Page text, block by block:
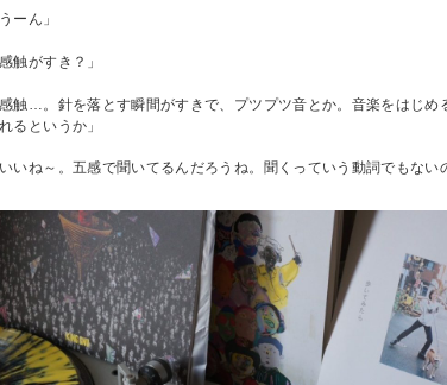
ーん」
触がすき？」
触…。針を落とす瞬間がすきで、プツプツ音とか。音楽をはじめ
るというか」
いね～。五感で聞いてるんだろうね。聞くっていう動詞でもない